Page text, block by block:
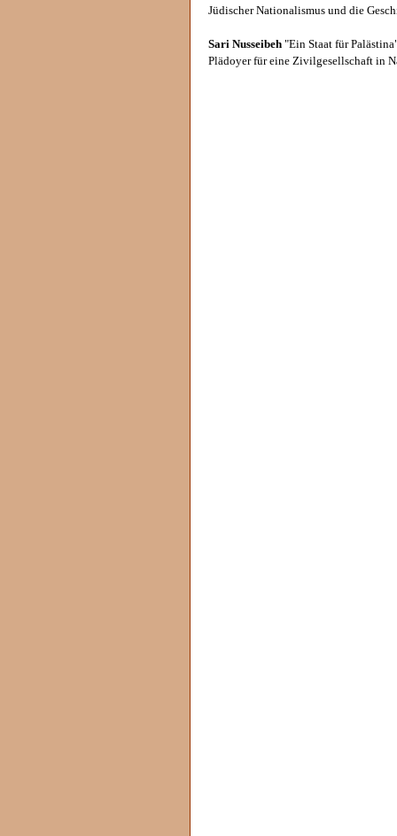
Jüdischer Nationalismus und die
Sari Nusseibeh "Ein Staat für
Plädoyer für eine Zivilgesellschaft in